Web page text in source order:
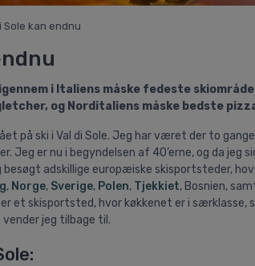
Sole kan endnu
i Italiens måske fedeste
og Norditaliens måske bedste
på ski i Val di Sole. Jeg har været der to
Jeg er nu i begyndelsen af 40’erne, og da
besøgt adskillige europæiske skisportsteder,
, Norge, Sverige, Polen, Tjekkiet, Bosnien,
et skisportsted, hvor køkkenet er i særklasse,
jeg tilbage til.